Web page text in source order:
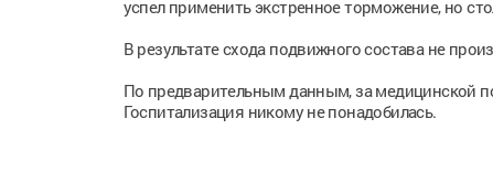
успел применить экстренное торможение, но
В результате схода подвижного состава не
По предварительным данным, за медицинской
Госпитализация никому не понадобилась.